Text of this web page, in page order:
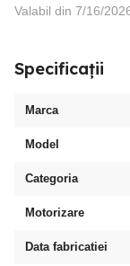
Valabil din 7/16/
Specificații
Marca
Model
Categoria
Motorizare
Data fabricatiei